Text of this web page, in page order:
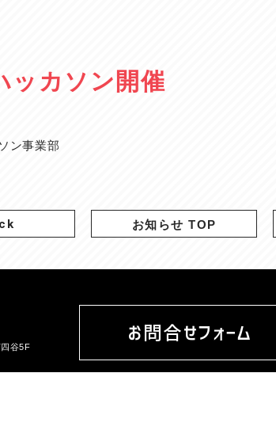
ッカソン開催
ン事業部
お知らせ TOP
谷5F
お問合せフォーム